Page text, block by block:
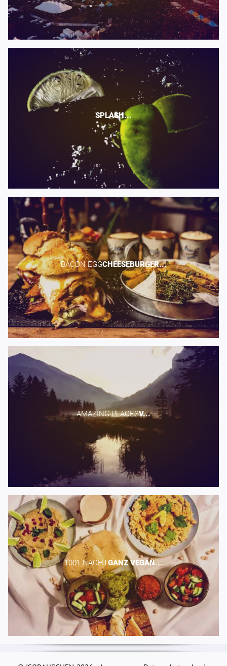
SPLASH...
BACON EGG​CHEESEBURGER...
AMAZING PLACES​V...
1001 NACHT​GANZ VEGAN...